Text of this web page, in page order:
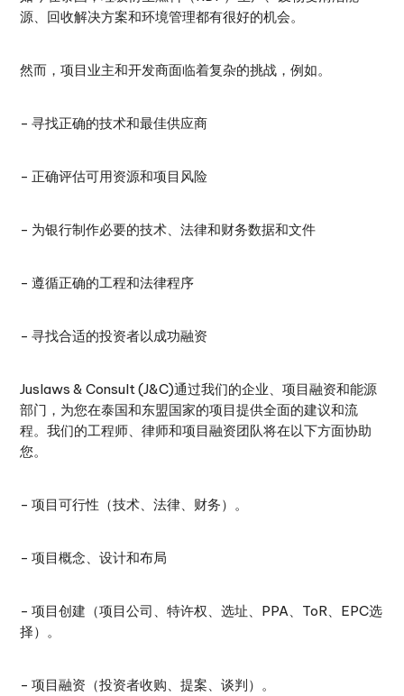
源、回收解决方案和环境管理都有很好的机会。
然而，项目业主和开发商面临着复杂的挑战，例如。
- 寻找正确的技术和最佳供应商
- 正确评估可用资源和项目风险
- 为银行制作必要的技术、法律和财务数据和文件
- 遵循正确的工程和法律程序
- 寻找合适的投资者以成功融资
Juslaws & Consult (J&C)通过我们的企业、项目融资和能源
部门，为您在泰国和东盟国家的项目提供全面的建议和流
程。我们的工程师、律师和项目融资团队将在以下方面协助
您。
- 项目可行性（技术、法律、财务）。
- 项目概念、设计和布局
- 项目创建（项目公司、特许权、选址、PPA、ToR、EPC选
择）。
- 项目融资（投资者收购、提案、谈判）。